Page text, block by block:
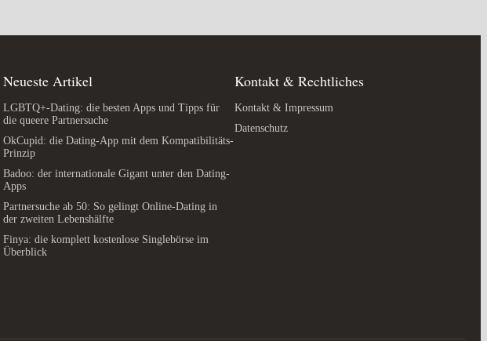
Neueste Artikel
LGBTQ+-Dating: die besten Apps und Tipps für
die queere Partnersuche
OkCupid: die Dating-App mit dem Kompatibilitäts-
Prinzip
Badoo: der internationale Gigant unter den Dating-
Apps
Partnersuche ab 50: So gelingt Online-Dating in
der zweiten Lebenshälfte
Finya: die komplett kostenlose Singlebörse im
Überblick
Kontakt & Rechtliches
Kontakt & Impressum
Datenschutz